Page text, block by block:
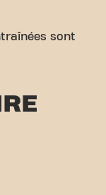
sont